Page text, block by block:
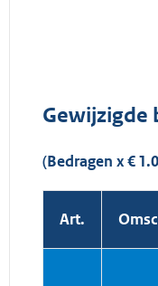
Gewijzigde
(Bedragen x €
Art.